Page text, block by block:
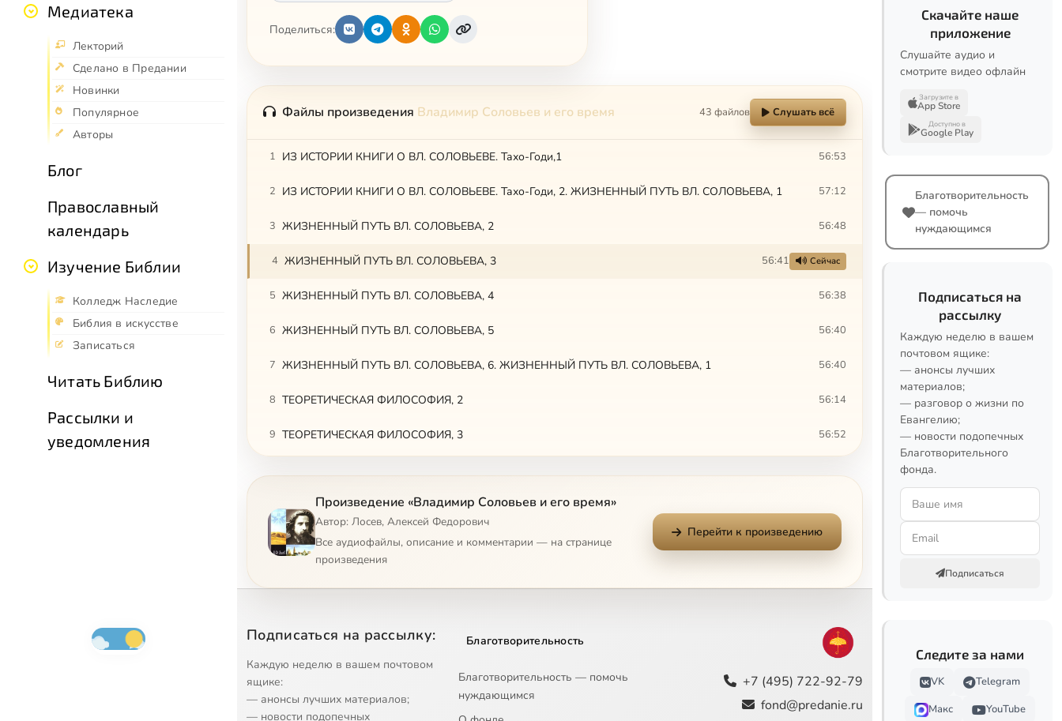
Медиатека
Лекторий
Сделано в Предании
Новинки
Популярное
Авторы
Блог
Православный
календарь
Изучение Библии
Колледж Наследие
Библия в искусстве
Записаться
Читать Библию
Рассылки и
уведомления
Поделиться:
Файлы произведения Владимир Соловьев и его время 43 файлов Слушать всё
1 ИЗ ИСТОРИИ КНИГИ О ВЛ. СОЛОВЬЕВЕ. Тахо-Годи,1 56:53
2 ИЗ ИСТОРИИ КНИГИ О ВЛ. СОЛОВЬЕВЕ. Тахо-Годи, 2. ЖИЗНЕННЫЙ ПУТЬ ВЛ. СОЛОВЬЕВА, 1 57:12
3 ЖИЗНЕННЫЙ ПУТЬ ВЛ. СОЛОВЬЕВА, 2 56:48
4 ЖИЗНЕННЫЙ ПУТЬ ВЛ. СОЛОВЬЕВА, 3 56:41 Сейчас
5 ЖИЗНЕННЫЙ ПУТЬ ВЛ. СОЛОВЬЕВА, 4 56:38
6 ЖИЗНЕННЫЙ ПУТЬ ВЛ. СОЛОВЬЕВА, 5 56:40
7 ЖИЗНЕННЫЙ ПУТЬ ВЛ. СОЛОВЬЕВА, 6. ЖИЗНЕННЫЙ ПУТЬ ВЛ. СОЛОВЬЕВА, 1 56:40
8 ТЕОРЕТИЧЕСКАЯ ФИЛОСОФИЯ, 2 56:14
9 ТЕОРЕТИЧЕСКАЯ ФИЛОСОФИЯ, 3 56:52
ТЕОРЕТИЧЕСКАЯ ФИЛОСОФИЯ, 5
12 ТЕОРЕТИЧЕСКАЯ ФИЛОСОФИЯ, 6 56:28
15 ТЕОРЕТИЧЕСКАЯ ФИЛОСОФИЯ, 9 56:58
16 ТЕОРЕТИЧЕСКАЯ ФИЛОСОФИЯ, 10 56:51
17 ТЕОРЕТИЧЕСКАЯ ФИЛОСОФИЯ, 11 56:51
Произведение «Владимир Соловьев и его время»
Автор: Лосев, Алексей Федорович
Все аудиофайлы, описание и комментарии — на странице
произведения
Перейти к произведению
Подписаться на рассылку:
Каждую неделю в вашем почтовом
ящике:
— анонсы лучших материалов;
— новости подопечных
Благотворительность
Благотворительность — помочь
нуждающимся
+7 (495) 722-92-79
fond@predanie.ru
Скачайте наше
приложение
Слушайте аудио и
смотрите видео офлайн
Загрузите в
App Store
Доступно в
Google Play
Благотворительность
— помочь
нуждающимся
Подписаться на
рассылку
Каждую неделю в вашем
почтовом ящике:
— анонсы лучших
материалов;
— разговор о жизни по
Евангелию;
— новости подопечных
Благотворительного
фонда.
Подписаться
Следите за нами
VK
Telegram
Макс
YouTube